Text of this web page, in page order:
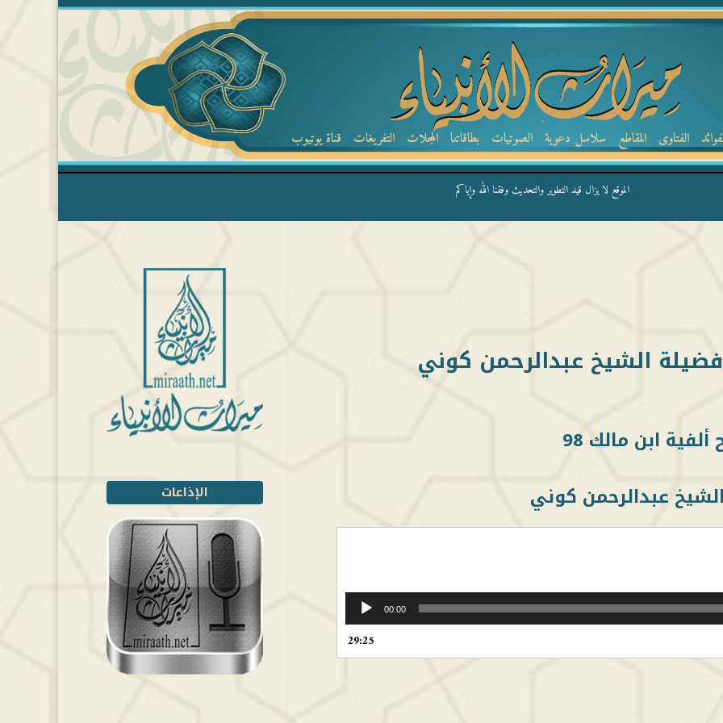
الفتاوى المقاطع سلاسل دعوية الصوتيات بطاقاتنا المجلات التفريغات قناة يوتيوب
الموقع لا يزال قيد التطوير والتحديث وفقنا الله وإياكم
ابن مالك 98
عبدالرحمن كوني
00:00
29:25
الإذاعات